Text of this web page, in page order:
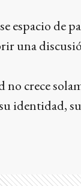
espacio de
una
no crece
identidad,